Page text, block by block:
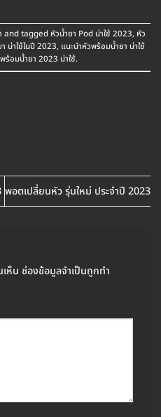
and tagged หัวน้ำยา Pod น่าใช้ 2023, หัว
น่าใช้ในปี 2023, แนะนำหัวพร้อมน้ำยา น่าใช้
ร้อมน้ำยา 2023 น่าใช้.
พอตเปลี่ยนหัว รุ่นใหม่ ประจำปี 2023
ห็น ช่องข้อมูลจำเป็นถูกทำ